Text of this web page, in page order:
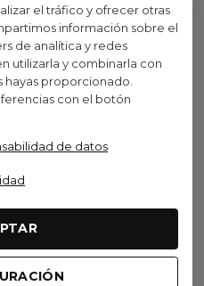
el tráfico y ofrecer otras
información sobre el
de analítica y redes
utilizarla y combinarla con
proporcionado.
con el botón
de datos
Oferta
Gobik
Unisex Gobik Tundra
19,50 €
39,00 € -50%